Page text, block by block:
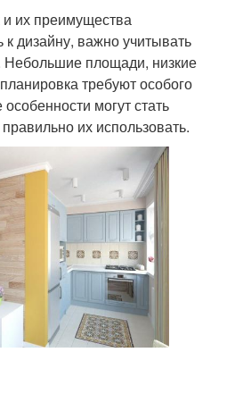
их преимущества
дизайну, важно учитывать
Небольшие площади, низкие
требуют особого
могут стать
их использовать.